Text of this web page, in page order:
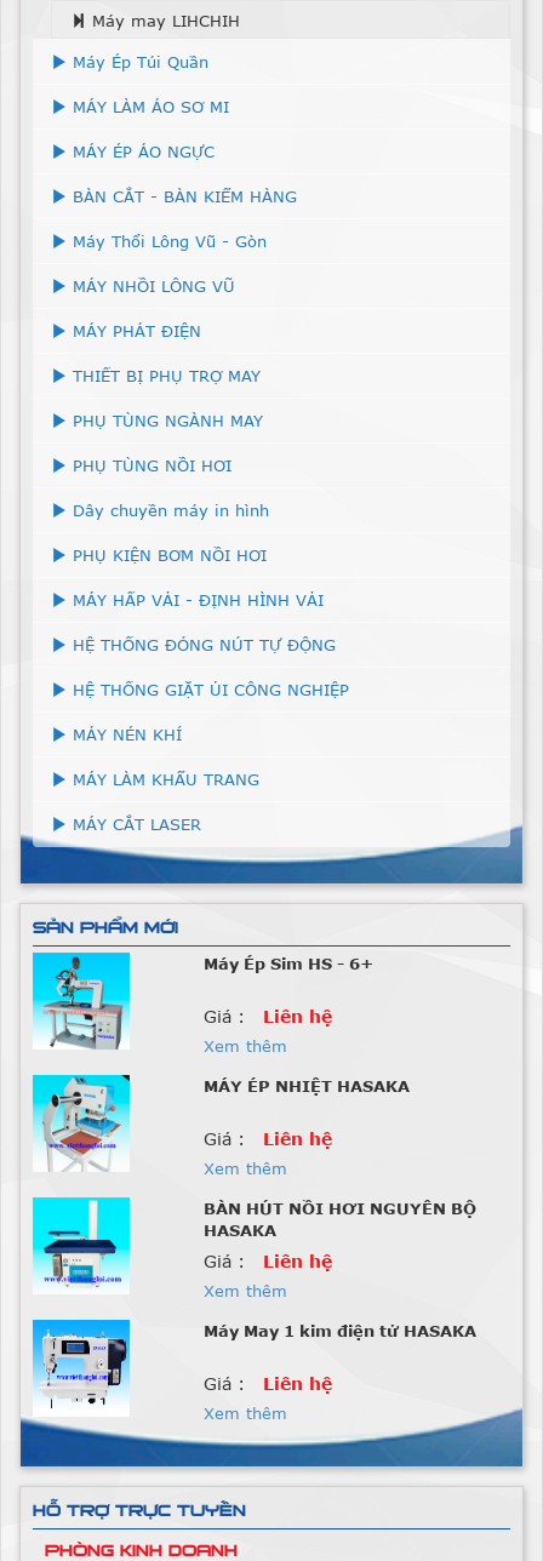
Máy may LIHCHIH
Máy Ép Túi Quần
MÁY LÀM ÁO SƠ MI
MÁY ÉP ÁO NGỰC
BÀN CẮT - BÀN KIỂM HÀNG
Máy Thổi Lông Vũ - Gòn
MÁY NHỒI LÔNG VŨ
MÁY PHÁT ĐIỆN
THIẾT BỊ PHỤ TRỢ MAY
PHỤ TÙNG NGÀNH MAY
PHỤ TÙNG NỒI HƠI
Dây chuyền máy in hình
PHỤ KIỆN BƠM NỒI HƠI
MÁY HẤP VẢI - ĐỊNH HÌNH VẢI
HỆ THỐNG ĐÓNG NÚT TỰ ĐỘNG
HỆ THỐNG GIẶT ỦI CÔNG NGHIỆP
MÁY NÉN KHÍ
MÁY LÀM KHẨU TRANG
MÁY CẮT LASER
SẢN PHẨM MỚI
Máy Ép Sim HS - 6+
Giá : Liên hệ
Xem thêm
MÁY ÉP NHIỆT HASAKA
Giá : Liên hệ
Xem thêm
BÀN HÚT NỒI HƠI NGUYÊN BỘ
HASAKA
Giá : Liên hệ
Xem thêm
Máy May 1 kim điện tử HASAKA
Giá : Liên hệ
Xem thêm
Giá :
Xem thêm
HỖ TRỢ TRỰC TUYẾN
PHÒNG KINH DOANH